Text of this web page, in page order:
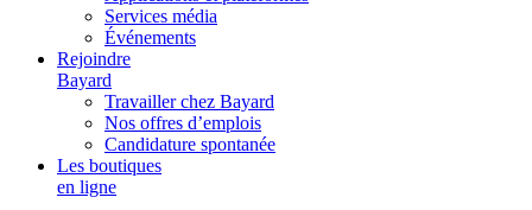
Services média
Événements
Rejoindre
Bayard
Travailler chez Bayard
Nos offres d’emplois
Candidature spontanée
Les boutiques
en ligne